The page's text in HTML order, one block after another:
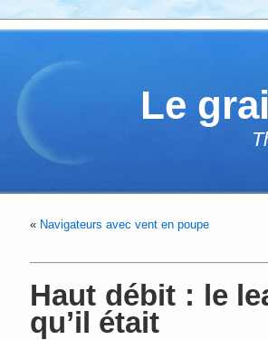
Le
« Navigateurs avec vent en poupe
Haut débit : le
qu’il était